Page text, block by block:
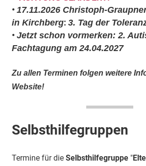
• 17.11.2026 Christoph-
in Kirchberg: 3. Tag der
• Jetzt schon vormerken: 2.
Fachtagung am 24.04.2027
Zu allen Terminen folgen weitere
Website!
Selbsthilfegruppen
Termine für die Selbsthilfegruppe "